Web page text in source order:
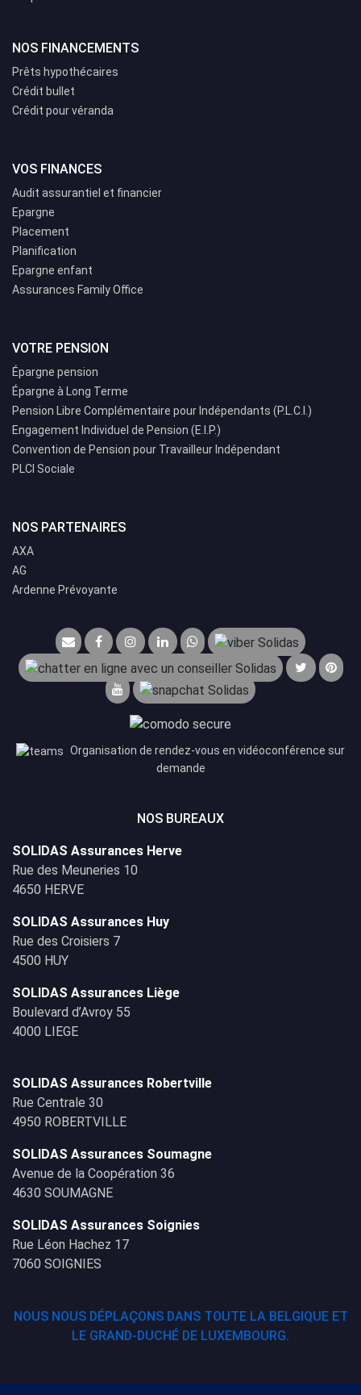
NOS FINANCEMENTS
Prêts hypothécaires
Crédit bullet
Crédit pour véranda
VOS FINANCES
Audit assurantiel et financier
Epargne
Placement
Planification
Epargne enfant
Assurances Family Office
VOTRE PENSION
Épargne pension
Épargne à Long Terme
Pension Libre Complémentaire pour Indépendants (P.L.C.I.)
Engagement Individuel de Pension (E.I.P.)
Convention de Pension pour Travailleur Indépendant
PLCI Sociale
NOS PARTENAIRES
AXA
AG
Ardenne Prévoyante
Organisation de rendez-vous en vidéoconférence sur
demande
NOS BUREAUX
SOLIDAS Assurances Herve
Rue des Meuneries 10
4650 HERVE
SOLIDAS Assurances Huy
Rue des Croisiers 7
4500 HUY
SOLIDAS Assurances Liège
Boulevard d’Avroy 55
4000 LIEGE
SOLIDAS Assurances Robertville
Rue Centrale 30
4950 ROBERTVILLE
SOLIDAS Assurances Soumagne
Avenue de la Coopération 36
4630 SOUMAGNE
SOLIDAS Assurances Soignies
Rue Léon Hachez 17
7060 SOIGNIES
NOUS NOUS DÉPLAÇONS DANS TOUTE LA BELGIQUE ET
LE GRAND-DUCHÉ DE LUXEMBOURG.